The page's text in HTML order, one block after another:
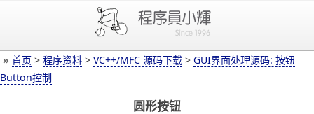
» 首页 > 程序资料 > VC++/MFC 源码下载 > GUI界面处理源码: 按钮
Button控制
圆形按钮